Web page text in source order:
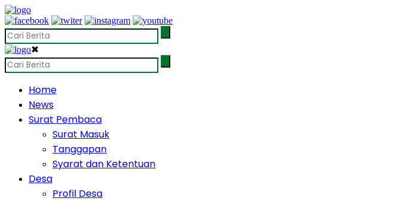
✖
Home
News
Surat Pembaca
Surat Masuk
Tanggapan
Syarat dan Ketentuan
Desa
Profil Desa